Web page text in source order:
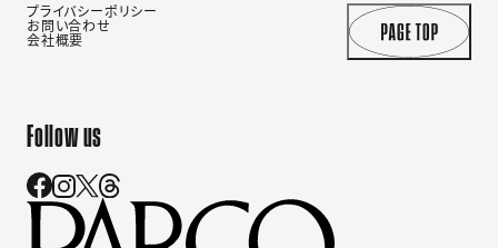
プライバシーポリシー
お問い合わせ
会社概要
Follow us